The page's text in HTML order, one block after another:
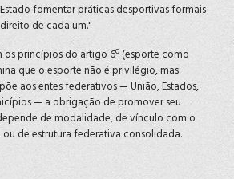
fomentar práticas desportivas formais
de cada um."
os princípios do artigo 6º (esporte como
que o esporte não é privilégio, mas
aos entes federativos — União, Estados,
— a obrigação de promover seu
de modalidade, de vínculo com o
de estrutura federativa consolidada.